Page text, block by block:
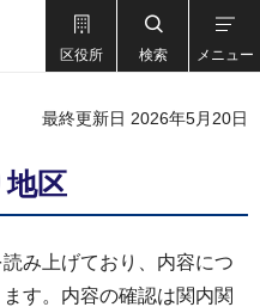
区役所 検索 メニュー
最終更新日 2026年5月20日
区
み上げており、内容につ
す。内容の確認は関内関